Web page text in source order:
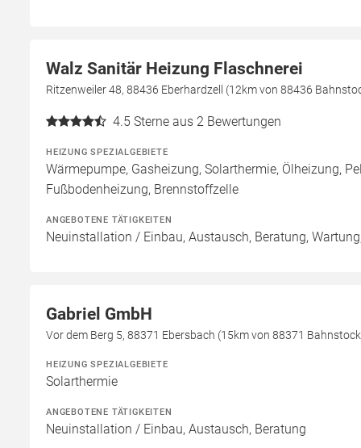
Walz Sanitär Heizung Flaschnerei
Ritzenweiler 48, 88436 Eberhardzell (12km von 88436
4.5 Sterne aus 2 Bewertungen
HEIZUNG SPEZIALGEBIETE
Wärmepumpe, Gasheizung, Solarthermie, Ölheizung,
Fußbodenheizung, Brennstoffzelle
ANGEBOTENE TÄTIGKEITEN
Neuinstallation / Einbau, Austausch, Beratung,
Gabriel GmbH
Vor dem Berg 5, 88371 Ebersbach (15km von 88371
HEIZUNG SPEZIALGEBIETE
Solarthermie
ANGEBOTENE TÄTIGKEITEN
Neuinstallation / Einbau, Austausch, Beratung